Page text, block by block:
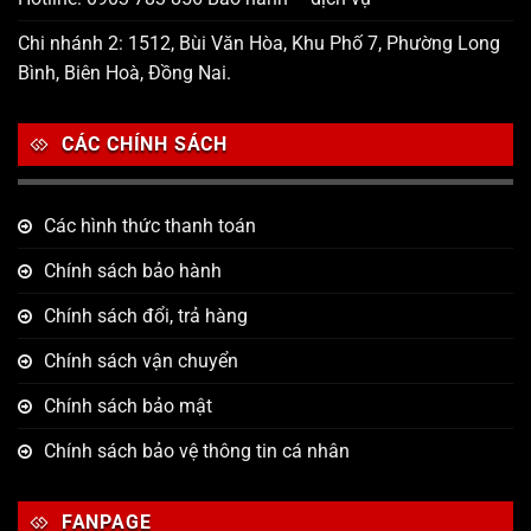
Chi nhánh 2: 1512, Bùi Văn Hòa, Khu Phố 7, Phường Long
Bình, Biên Hoà, Đồng Nai.
CÁC CHÍNH SÁCH
Các hình thức thanh toán
Chính sách bảo hành
Chính sách đổi, trả hàng
Chính sách vận chuyển
Chính sách bảo mật
Chính sách bảo vệ thông tin cá nhân
FANPAGE